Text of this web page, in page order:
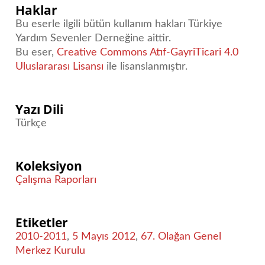
Haklar
Bu eserle ilgili bütün kullanım hakları Türkiye
Yardım Sevenler Derneğine aittir.
Bu eser,Creative Commons Atıf-GayriTicari 4.0
Uluslararası Lisansı ile lisanslanmıştır.
Yazı Dili
Türkçe
Koleksiyon
Çalışma Raporları
Etiketler
2010-2011, 5 Mayıs 2012, 67. Olağan Genel
Merkez Kurulu